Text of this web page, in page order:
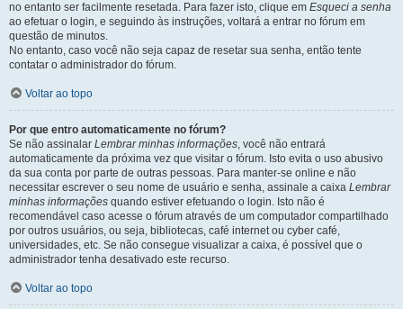
no entanto ser facilmente resetada. Para fazer isto, clique em Esqueci a senha
ao efetuar o login, e seguindo às instruções, voltará a entrar no fórum em
questão de minutos.
No entanto, caso você não seja capaz de resetar sua senha, então tente
contatar o administrador do fórum.
Voltar ao topo
Por que entro automaticamente no fórum?
Se não assinalar Lembrar minhas informações, você não entrará
automaticamente da próxima vez que visitar o fórum. Isto evita o uso abusivo
da sua conta por parte de outras pessoas. Para manter-se online e não
necessitar escrever o seu nome de usuário e senha, assinale a caixa Lembrar
minhas informações quando estiver efetuando o login. Isto não é
recomendável caso acesse o fórum através de um computador compartilhado
por outros usuários, ou seja, bibliotecas, café internet ou cyber café,
universidades, etc. Se não consegue visualizar a caixa, é possível que o
administrador tenha desativado este recurso.
Voltar ao topo